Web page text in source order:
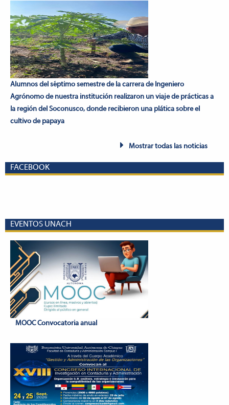
Alumnos del séptimo semestre de la carrera de Ingeniero
Agrónomo de nuestra institución realizaron un viaje de prácticas a
la región del Soconusco, donde recibieron una plática sobre el
cultivo de papaya
Mostrar todas las noticias
FACEBOOK
EVENTOS UNACH
MOOC Convocatoria anual